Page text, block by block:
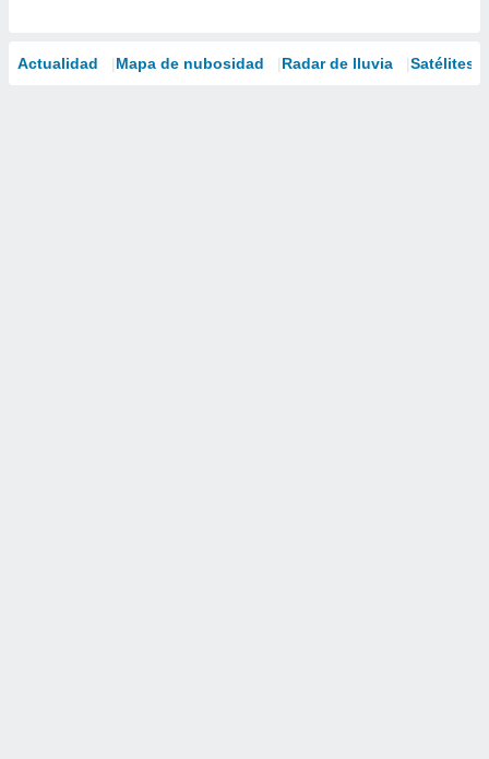
Actualidad Mapa de nubosidad Radar de lluvia Satélites